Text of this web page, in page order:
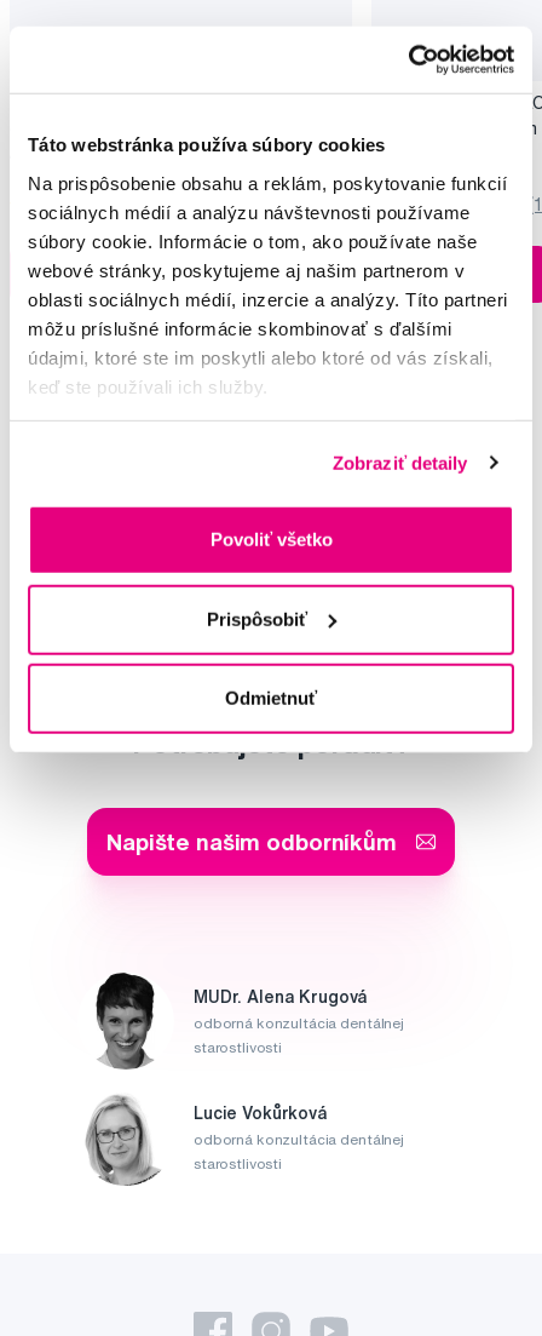
Táto webstránka používa súbory cookies
Na prispôsobenie obsahu a reklám, poskytovanie funkcií
sociálnych médií a analýzu návštevnosti používame
súbory cookie. Informácie o tom, ako používate naše
webové stránky, poskytujeme aj našim partnerom v
oblasti sociálnych médií, inzercie a analýzy. Títo partneri
môžu príslušné informácie skombinovať s ďalšími
údajmi, ktoré ste im poskytli alebo ktoré od vás získali,
keď ste používali ich služby.
Zobraziť detaily
Povoliť všetko
Prispôsobiť
Odmietnuť
5,0 /5 (38x)
Do košíku
Na sklade > 5 ks
Ihneď v
2 prodejnách
TopElastics
gumičky, 1/4" medium
Do košíku
Vybrané dotazy a články
marcela
Další dotazy a článkynajdete v naší poradně
Potřebujete poradit?
Napište našim odborníkům
MUDr. Alena Krugová
odborná konzultácia dentálnej
starostlivosti
Lucie Vokůrková
odborná konzultácia dentálnej
starostlivosti